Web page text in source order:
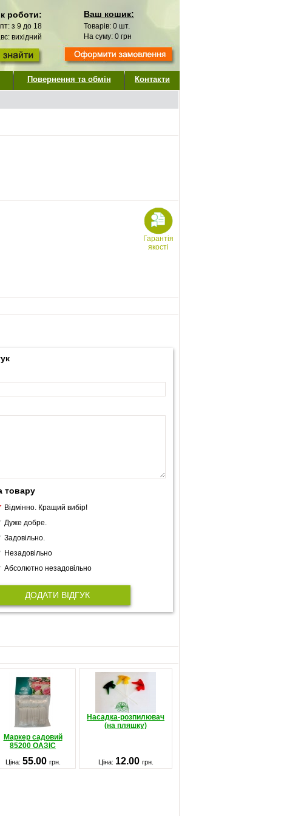
роботи:
з 9 до 18
вихідний
Ваш кошик:
Товарів: 0 шт.
На суму: 0 грн
Повернення та обмін Контакти
Гарантія
якості
товару
Відмінно. Кращий вибір!
Дуже добре.
Задовільно.
Незадовільно
Абсолютно незадовільно
ДОДАТИ ВІДГУК
Маркер садовий
85200 ОАЗIС
Насадка-розпилювач
(на пляшку)
Ціна: 55.00 грн. Ціна: 12.00 грн.